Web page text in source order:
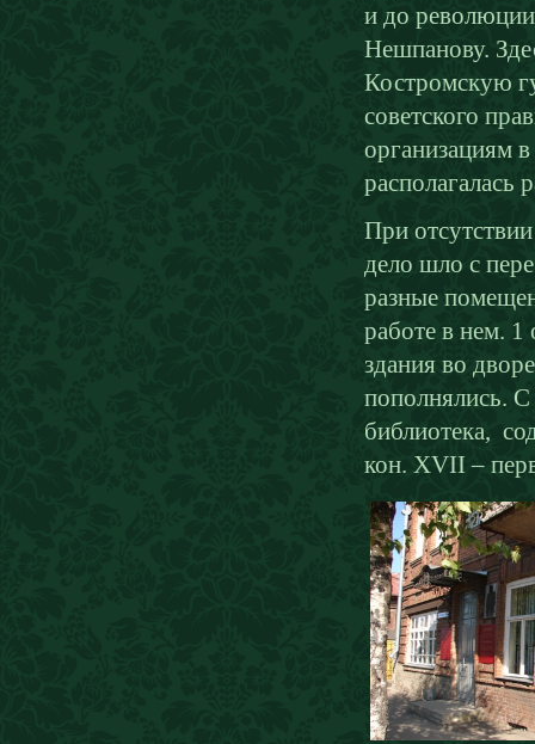
и до
Нешпанову.
Костромскую
советского
организациям
располагалась
При
дело шло с
разные
работе в нем. 1
здания во
пополнялись. С
библиотека,
кон. XVII –